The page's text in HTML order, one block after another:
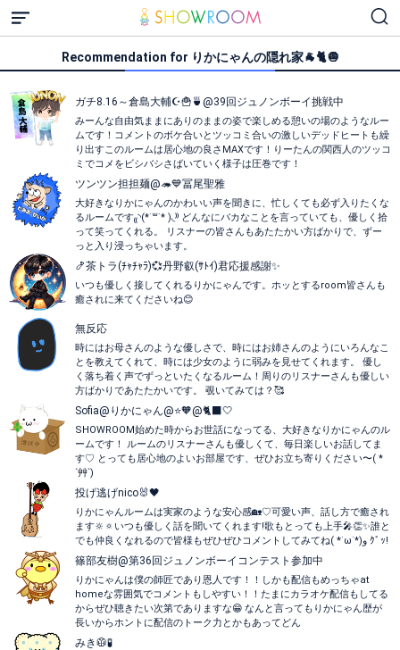
Recommendation for りかにゃんの隠れ家🐐🐈🧅
ガチ8.16～倉島大輔☪🍟🍵@39回ジュノンボーイ挑戦中
みーんな自由気ままにありのままの姿で楽しめる憩いの場のようなルー
ムです！コメントのボケ合いとツッコミ合いの激しいデッドヒートも繰
り出すこのルームは居心地の良さMAXです！りーたんの関西人のツッコ
ミでコメをビシバシさばいていく様子は圧巻です！
ツンツン担担麺@🦔💙冨尾聖雅
大好きなりかにゃんのかわいい声を聞きに、忙しくても必ず入りたくな
るルームです₍₍◝(*˙꒳˙* )◟⁾⁾ どんなにバカなことを言っていても、優しく拾
って笑ってくれる。 リスナーの皆さんもあたたかい方ばかりで、ずー
っと入り浸っちゃいます。
🍤茶トラ(ﾁｬﾁｬﾗ)💞丹野叡(ｻﾄｲ)君応援感謝✨
いつも優しく接してくれるりかにゃんです。ホッとするroom皆さんも
癒されに来てくださいね😊
無反応
時にはお母さんのような優しさで、時にはお姉さんのようにいろんなこ
とを教えてくれて、時には少女のように弱みを見せてくれます。 優し
く落ち着く声でずっといたくなるルーム！周りのリスナーさんも優しい
方ばかりであたたかいです。 覗いてみては？🥰
Sofia@りかにゃん@⭐️🧡@🐈‍⬛🤍
SHOWROOM始めた時からお世話になってる、大好きなりかにゃんのル
ームです！ ルームのリスナーさんも優しくて、毎日楽しいお話してま
す♡ とっても居心地のよいお部屋です、ぜひお立ち寄りください〜( *
´艸`)
投げ逃げnico🐰🖤
りかにゃんルームは実家のような安心感🏡♡可愛い声、話し方で癒され
ます🔆🔅いつも優しく話を聞いてくれます!歌もとっても上手🎤👏✨誰と
でも仲良くなれるので皆様もぜひぜひコメントしてみてね( *˙ω˙*)و ｸﾞｯ!
篠部友樹@第36回ジュノンボーイコンテスト参加中
りかにゃんは僕の師匠であり恩人です！！しかも配信もめっちゃat
homeな雰囲気でコメントもしやすい！！たまにカラオケ配信もしてる
からぜひ聴きたい次第でありますな😁 なんと言ってもりかにゃん歴が
長いからホントに配信のトーク力とかもあってどん
みき🥼🧪